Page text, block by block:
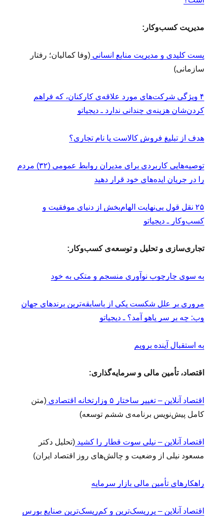
!
مدیریت کسب‌وکار:
پست کلیدی و مدیریت منابع انسانی(وفا کمالیان؛ رفتار
سازمانی)
۴ ویژگی شرکت‌های مورد علاقه‌ی کارکنان، که فراهم
کردن‌شان هزینه‌ی چندانی ندارد ـ دیجیاتو
هدف از تبلیغ فروش کالاست یا نام تجاری؟
توصیه‌هایی کاربردی برای مدیران روابط عمومی (۳۲) مردم
را در جریان ایده‌های خود قرار دهید
۲۵ نقل قول بی‌نهایت الهام‌بخش از دنیای موفقیت و
کسب‌و‌کار ـ دیجیاتو
تجاری‌سازی و تحلیل و توسعه‌ی کسب‌وکار:
به سوی چارچوب نوآوری منسجم و متکی به خود
مروری بر علل شکست یکی از باسابقه‌ترین برندهای جهان
وب: چه بر سر یاهو آمد؟ ـ دیجیاتو
به استقبال آینده برویم
اقتصاد، تأمین مالی و سرمایه‌گذاری:
اقتصاد آنلاین – تغییر ساختار ۵ وزارتخانه اقتصادی
(متن
کامل پیش‌نویس برنامه‌ی ششم توسعه)
اقتصاد آنلاین – نیلی سوت قطار را کشید (تحلیل دکتر
مسعود نیلی از وضعیت و چالش‌های روز اقتصاد ایران)
راهکارهای تأمین مالی بازار سرمایه
اقتصاد آنلاین – پرریسک‌ترین و کم‌ریسک‌ترین صنایع بورس